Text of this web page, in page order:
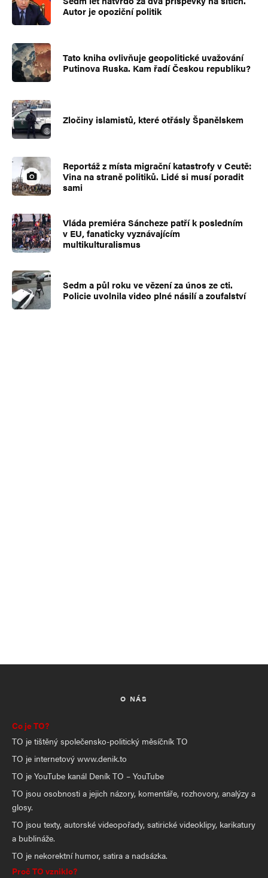
Autor je opoziční politik
Tato kniha ovlivňuje geopolitické uvažování
Putinova Ruska. Kam řadí Českou republiku?
Zločiny islamistů, které otřásly Španělskem
Reportáž z místa migrační katastrofy v Ceutě:
Vina na straně politiků. Lidé si musí poradit
sami
Vláda premiéra Sáncheze patří k posledním
v EU, fanaticky vyznávajícím
multikulturalismus
Sedm a půl roku ve vězení za únos ze cti.
Policie uvolnila video plné násilí a zoufalství
O NÁS
Co je TO?
TO je tištěný společensko-politický měsíčník TO
TO je internetový www.denik.to
TO je YouTube kanál Deník TO – YouTube
TO jsou osobnosti a jejich názory, komentáře, rozhovory, analýzy a
glosy.
TO jsou texty, autorské videopořady, satirické videoklipy, karikatury
a bublináže.
TO je nekorektní humor, satira a nadsázka.
Proč TO vzniklo?